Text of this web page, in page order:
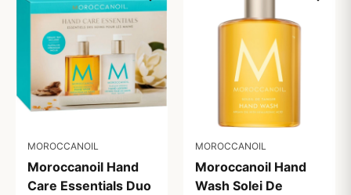
MOROCCANOIL
Moroccanoil Hand
Care Essentials Duo
MOROCCANOIL
Moroccanoil Hand
Wash Solei De